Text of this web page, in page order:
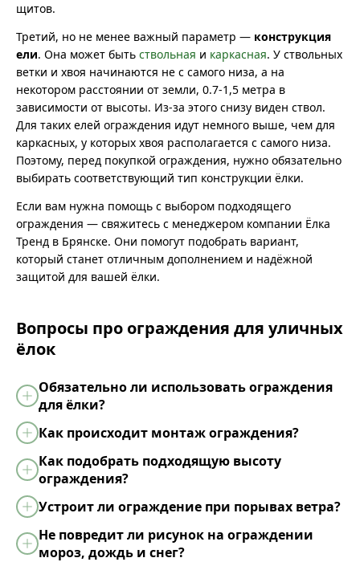
щитов.
Третий, но не менее важный параметр — конструкция
ели. Она может быть ствольная и каркасная. У ствольных
ветки и хвоя начинаются не с самого низа, а на
некотором расстоянии от земли, 0.7-1,5 метра в
зависимости от высоты. Из-за этого снизу виден ствол.
Для таких елей ограждения идут немного выше, чем для
каркасных, у которых хвоя располагается с самого низа.
Поэтому, перед покупкой ограждения, нужно обязательно
выбирать соответствующий тип конструкции ёлки.
Если вам нужна помощь с выбором подходящего
ограждения — свяжитесь с менеджером компании Ёлка
Тренд в Брянске. Они помогут подобрать вариант,
который станет отличным дополнением и надёжной
защитой для вашей ёлки.
Вопросы про ограждения для уличных
ёлок
Обязательно ли использовать ограждения
для ёлки?
Как происходит монтаж ограждения?
Как подобрать подходящую высоту
ограждения?
Устроит ли ограждение при порывах ветра?
Не повредит ли рисунок на ограждении
мороз, дождь и снег?